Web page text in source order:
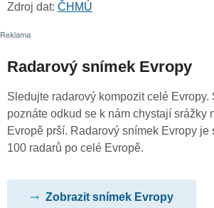
Zdroj dat: ČHMÚ
Radarový snímek Evropy
Sledujte radarový kompozit celé Evropy.
poznáte odkud se k nám chystají srážky
Evropě prší. Radarový snímek Evropy je
100 radarů po celé Evropě.
Zobrazit snímek Evropy